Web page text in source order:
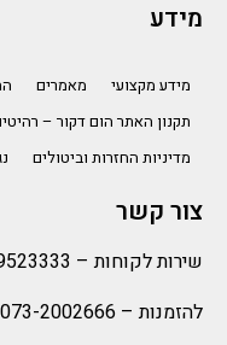
מידע
מידע מקצועי מאמרים
תקנון האתר הום דקור –
מדיניות החזרות וביטולים
צור קשר
שירות לקוחות –
להזמנות – 073-2002666